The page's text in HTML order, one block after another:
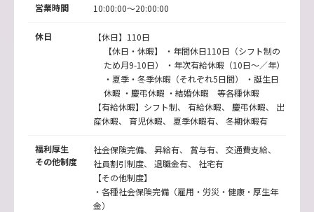
営業時間 10:00:00～20:00:00
休日
【休日】110日
【休日・休暇】 ・年間休日110日（シフト制の
ため月9-10日） ・年次有給休暇（10日〜／年）
・夏季・冬季休暇（それぞれ5日間） ・誕生日
休暇 ・慶弔休暇 ・結婚休暇 等各種休暇
【有給休暇】シフト制、 有給休暇、 慶弔休暇、 出
産休暇、 育児休暇、 夏季休暇有、 冬期休暇有
福利厚生
その他制度
社会保険完備、 昇給有、 賞与有、 交通費支給、
社員割引制度、 退職金有、 社宅有
【その他制度】
・各種社会保険完備（雇用・労災・健康・厚生年
金）